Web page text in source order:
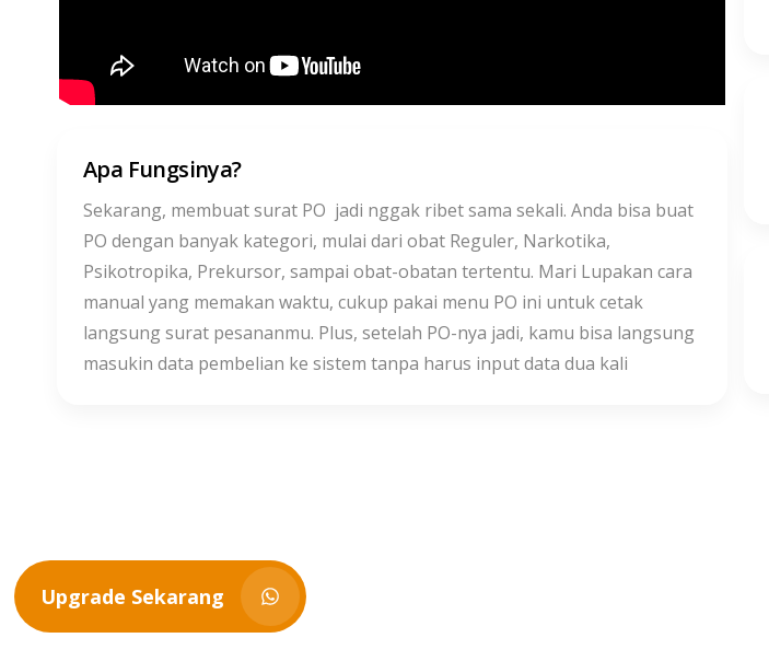
Apa Fungsinya?
Sekarang, membuat surat PO jadi nggak ribet sama sekali. Anda bisa buat
PO dengan banyak kategori, mulai dari obat Reguler, Narkotika,
Psikotropika, Prekursor, sampai obat-obatan tertentu. Mari Lupakan cara
manual yang memakan waktu, cukup pakai menu PO ini untuk cetak
langsung surat pesananmu. Plus, setelah PO-nya jadi, kamu bisa langsung
masukin data pembelian ke sistem tanpa harus input data dua kali
Upgrade Sekarang